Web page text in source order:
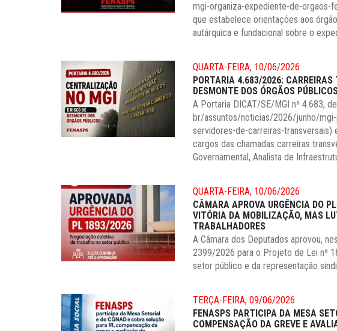
mgi-organiza-expediente-de-orgaos-
que estabelece orientações aos
autárquica e fundacional sobre o
QUARTA-FEIRA, 10/06/2026
PORTARIA 4.683/2026:
DESMONTE DOS ÓRGÃOS
A Portaria DICAT/SE/MGI nº 4.683,
br/assuntos/noticias/2026/junho/
servidores-de-carreiras-
cargos das chamadas carreiras
Governamental, Analista de
QUARTA-FEIRA, 10/06/2026
CÂMARA APROVA URGÊNCIA DO
VITÓRIA DA MOBILIZAÇÃO, MAS
TRABALHADORES
A Câmara dos Deputados aprovou,
2399/2026 para o Projeto de Lei nº
setor público e da representação
TERÇA-FEIRA, 09/06/2026
FENASPS PARTICIPA DA MESA
COMPENSAÇÃO DA GREVE E